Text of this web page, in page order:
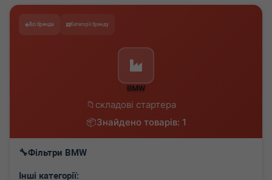
Всі бренди Категорії бренду
BMW
складові стартера
Знайдено товарів: 1
Фільтри BMW
Інші категорії: